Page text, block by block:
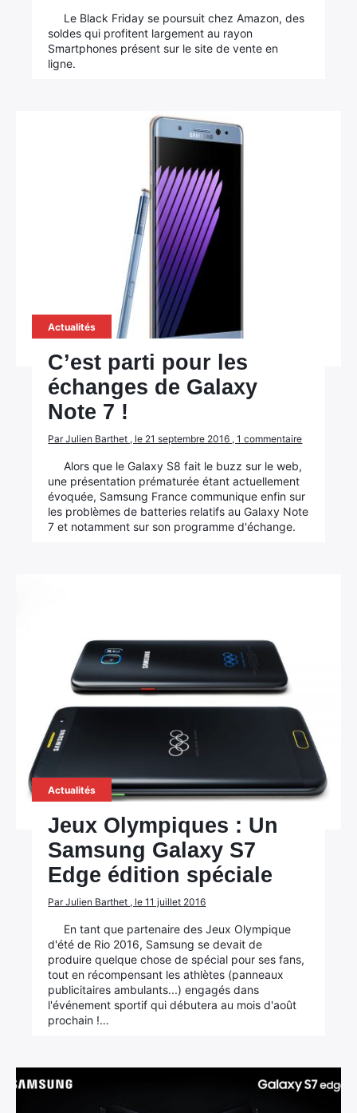
Le Black Friday se poursuit chez Amazon, des
soldes qui profitent largement au rayon
Smartphones présent sur le site de vente en
ligne.
Actualités
C’est parti pour les
échanges de Galaxy
Note 7 !
Par Julien Barthet , le 21 septembre 2016 , 1 commentaire
Alors que le Galaxy S8 fait le buzz sur le web,
une présentation prématurée étant actuellement
évoquée, Samsung France communique enfin sur
les problèmes de batteries relatifs au Galaxy Note
7 et notamment sur son programme d'échange.
Actualités
Jeux Olympiques : Un
Samsung Galaxy S7
Edge édition spéciale
Par Julien Barthet , le 11 juillet 2016
En tant que partenaire des Jeux Olympique
d'été de Rio 2016, Samsung se devait de
produire quelque chose de spécial pour ses fans,
tout en récompensant les athlètes (panneaux
publicitaires ambulants...) engagés dans
l'événement sportif qui débutera au mois d'août
prochain !…